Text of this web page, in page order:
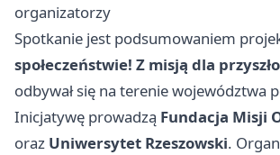
organizatorzy
Spotkanie jest podsumowaniem
społeczeństwie! Z misją dla
odbywał się na terenie województwa
Inicjatywę prowadzą Fundacja Misji
oraz Uniwersytet Rzeszowski.